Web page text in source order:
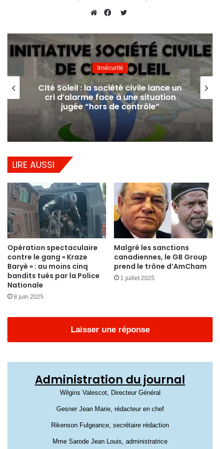
Insécurité
Cité Soleil : la société civile lance un
cri d’alarme face à une situation
jugée “hors de contrôle”
LIRE AUSSI
Opération spectaculaire
contre le gang « Kraze
Baryè » : au moins cinq
bandits tués par la Police
Nationale
8 juin 2025
Malgré les sanctions
canadiennes, le GB Group
prend le trône d’AmCham
1 juillet 2025
Laisser une réponse
Administration du journal
Wilgins Valescot, Directeur Général
Gesner Jean Marie, rédacteur en chef
Rikenson Fulgeance, secrétaire rédaction
Mme Sarode Jean Louis, administratrice